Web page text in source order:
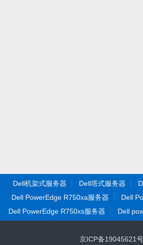
Dell机架式服务器 Dell塔式服务器
Dell PowerEdge R750xa服务器
Dell
Dell PowerEdge R750xs服务器
Dell
京ICP备19045621号